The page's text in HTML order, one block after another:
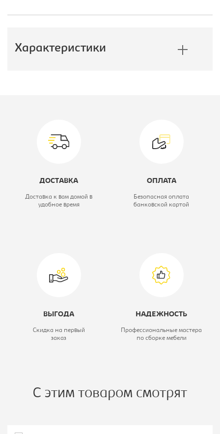
Характеристики
Ширина, мм: 1400
Высота, мм:
ДОСТАВКА
Доставка к вам домой в
удобное время
ОПЛАТА
Безопасная оплата
банковской картой
ВЫГОДА
Скидка на первый
заказ
НАДЕЖНОСТЬ
Профессиональные мастера
по сборке мебели
С этим товаром смотрят